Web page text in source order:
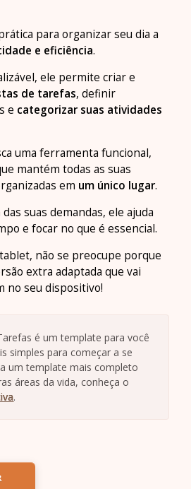
para organizar seu dia a
e eficiência.
ele permite criar e
de tarefas, definir
e categorizar suas atividades
uma ferramenta funcional,
mantém todas as suas
em um único lugar.
suas demandas, ele ajuda
e focar no que é essencial.
não se preocupe porque
extra adaptada que vai
no seu dispositivo!
é um template para você
simples para começar a se
um template mais completo
áreas da vida, conheça o
.